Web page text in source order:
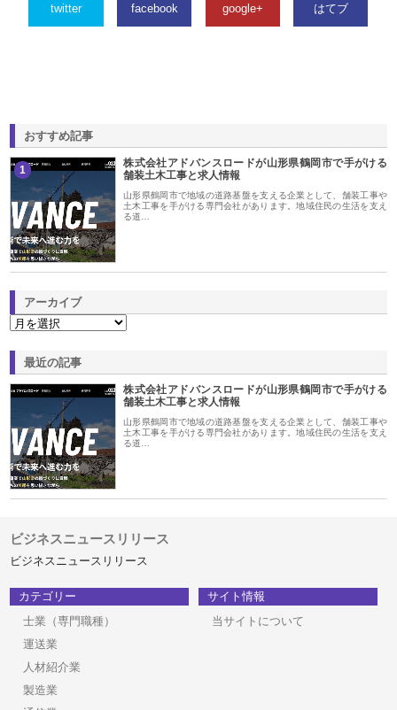
twitter facebook google+ はてブ
おすすめ記事
1
株式会社アドバンスロードが山形県鶴岡市で手がける
舗装土木工事と求人情報
山形県鶴岡市で地域の道路基盤を支える企業として、舗装工事や
土木工事を手がける専門会社があります。地域住民の生活を支え
る道…
アーカイブ
最近の記事
株式会社アドバンスロードが山形県鶴岡市で手がける
舗装土木工事と求人情報
山形県鶴岡市で地域の道路基盤を支える企業として、舗装工事や
土木工事を手がける専門会社があります。地域住民の生活を支え
る道…
ビジネスニュースリリース
ビジネスニュースリリース
カテゴリー
士業（専門職種）
運送業
人材紹介業
製造業
サイト情報
当サイトについて